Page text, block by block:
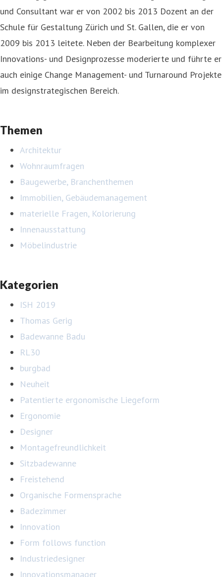
und Consultant war er von 2002 bis 2013 Dozent an der
Schule für Gestaltung Zürich und St. Gallen, die er von
2009 bis 2013 leitete. Neben der Bearbeitung komplexer
Innovations- und Designprozesse moderierte und führte er
auch einige Change Management- und Turnaround Projekte
im designstrategischen Bereich.
Themen
Architektur
Wohnraumfragen
Baugewerbe, Branchenthemen
Immobilien, Gebäudemanagement
materielle Fragen, Kolorierung
Innenausstattung
Möbelindustrie
Kategorien
ISH 2019
Thomas Gerig
Badewanne Badu
RL30
burgbad
Neuheit
Patentierte ergonomische Liegeform
Ergonomie
Designer
Montagefreundlichkeit
Sitzbadewanne
Freistehend
Organische Formensprache
Badezimmer
Innovation
Form follows function
Industriedesigner
Innovationsmanager